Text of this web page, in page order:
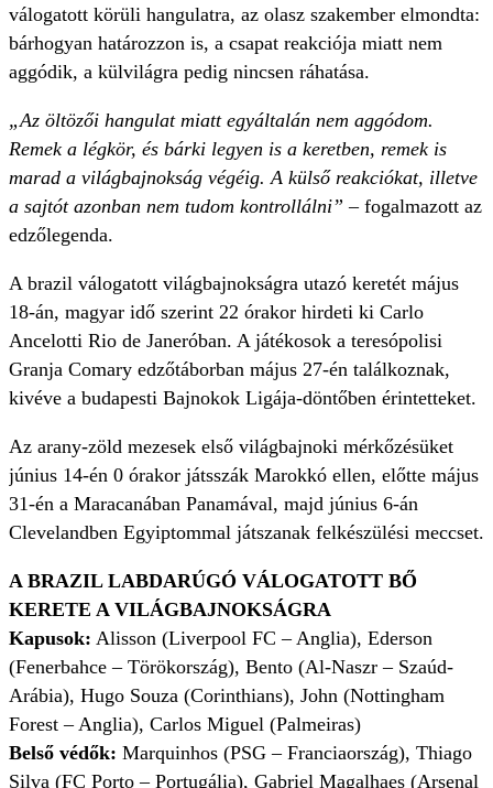
válogatott körüli hangulatra, az olasz szakember elmondta:
bárhogyan határozzon is, a csapat reakciója miatt nem
aggódik, a külvilágra pedig nincsen ráhatása.
„Az öltözői hangulat miatt egyáltalán nem aggódom.
Remek a légkör, és bárki legyen is a keretben, remek is
marad a világbajnokság végéig. A külső reakciókat, illetve
a sajtót azonban nem tudom kontrollálni” – fogalmazott az
edzőlegenda.
A brazil válogatott világbajnokságra utazó keretét május
18-án, magyar idő szerint 22 órakor hirdeti ki Carlo
Ancelotti Rio de Janeróban. A játékosok a teresópolisi
Granja Comary edzőtáborban május 27-én találkoznak,
kivéve a budapesti Bajnokok Ligája-döntőben érintetteket.
Az arany-zöld mezesek első világbajnoki mérkőzésüket
június 14-én 0 órakor játsszák Marokkó ellen, előtte május
31-én a Maracanában Panamával, majd június 6-án
Clevelandben Egyiptommal játszanak felkészülési meccset.
A BRAZIL LABDARÚGÓ VÁLOGATOTT BŐ
KERETE A VILÁGBAJNOKSÁGRA
Kapusok: Alisson (Liverpool FC – Anglia), Ederson
(Fenerbahce – Törökország), Bento (Al-Naszr – Szaúd-
Arábia), Hugo Souza (Corinthians), John (Nottingham
Forest – Anglia), Carlos Miguel (Palmeiras)
Belső védők: Marquinhos (PSG – Franciaország), Thiago
Silva (FC Porto – Portugália), Gabriel Magalhaes (Arsenal